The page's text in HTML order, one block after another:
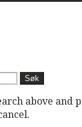
above and